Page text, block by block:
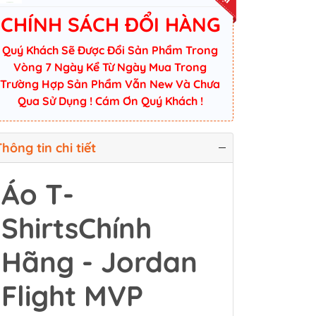
CHÍNH SÁCH ĐỔI HÀNG
Quý Khách Sẽ Được Đổi Sản Phẩm Trong
Vòng 7 Ngày Kể Từ Ngày Mua Trong
Trường Hợp Sản Phẩm Vẫn New Và Chưa
Qua Sử Dụng ! Cám Ơn Quý Khách !
tin chi tiết
Áo T-
ShirtsChính
Hãng - Jordan
Flight MVP